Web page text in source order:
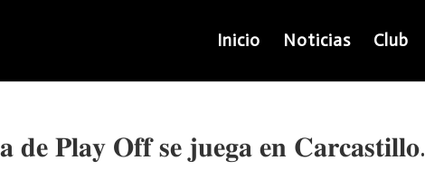
Inicio Noticias Club
𝐝𝐞 𝐏𝐥𝐚𝐲 𝐎𝐟𝐟 𝐬𝐞 𝐣𝐮𝐞𝐠𝐚 𝐞𝐧 𝐂𝐚𝐫𝐜𝐚𝐬𝐭𝐢𝐥𝐥𝐨.